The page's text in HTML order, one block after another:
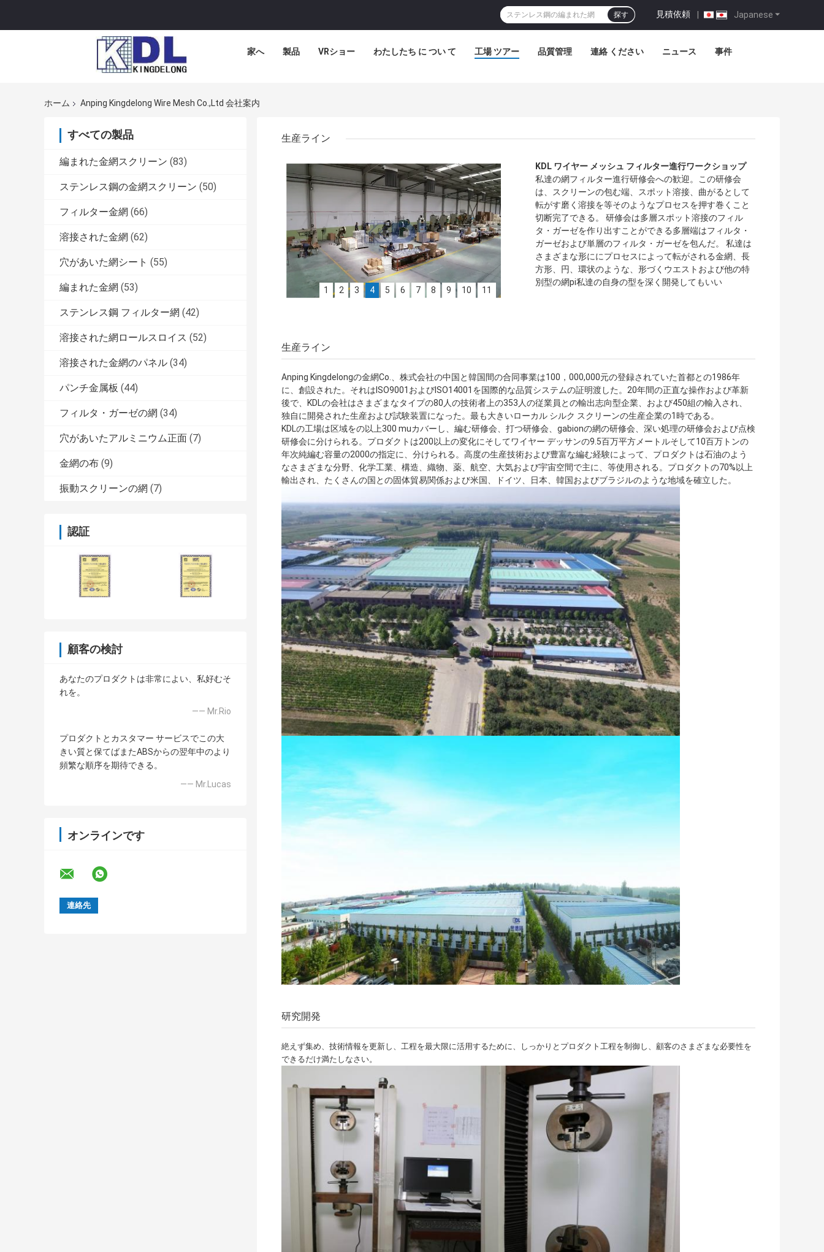
Japanese
見積依頼 |
探す
家へ 製品 VRショー わたしたち に つい て 工場 ツアー 品質管理 連絡 ください ニュース 事件
ホーム Anping Kingdelong Wire Mesh Co.,Ltd 会社案内
すべての製品
編まれた金網スクリーン (83)
ステンレス鋼の金網スクリーン (50)
フィルター金網 (66)
溶接された金網 (62)
穴があいた網シート (55)
編まれた金網 (53)
ステンレス鋼 フィルター網 (42)
溶接された網ロールスロイス (52)
溶接された金網のパネル (34)
パンチ金属板 (44)
フィルタ・ガーゼの網 (34)
穴があいたアルミニウム正面 (7)
金網の布 (9)
振動スクリーンの網 (7)
認証
顧客の検討
あなたのプロダクトは非常によい、私好むそ
れを。
—— Mr.Rio
プロダクトとカスタマー サービスでこの大
きい質と保てばまたABSからの翌年中のより
頻繁な順序を期待できる。
—— Mr.Lucas
オンラインです
生産ライン
1 2 3 4 5 6 7 8 9 10
11
KDL ワイヤー メッシュ フィルター進行ワークショップ
KDL倉庫
KDL工場
KDL工場
KDL賞
私達の有名な壁
KDLの工場
KDLのサンプル部屋
KDL ワイヤー メッシュ フィルター進行ワークショップ
私達の網フィルター進行研修会への歓迎。この研修会
は、スクリーンの包む端、スポット溶接、曲がるとして
転がす磨く溶接を等そのようなプロセスを押す巻くこと
切断完了できる。 研修会は多層スポット溶接のフィル
タ・ガーゼを作り出すことができる多層端はフィルタ・
ガーゼおよび単層のフィルタ・ガーゼを包んだ。 私達は
さまざまな形ににプロセスによって転がされる金網、長
方形、円、環状のような、形づくウエストおよび他の特
別型の網pi私達の自身の型を深く開発してもいい
生産ライン
Anping Kingdelongの金網Co.、株式会社の中国と韓国間の合同事業は100，000,000元の登録されていた首都との1986年
に、創設された。それはISO9001およびISO14001を国際的な品質システムの証明渡した。20年間の正直な操作および革新
後で、KDLの会社はさまざまなタイプの80人の技術者上の353人の従業員との輸出志向型企業、および450組の輸入され、
独自に開発された生産および試験装置になった。最も大きいローカル シルク スクリーンの生産企業の1時である。
KDLの工場は区域をの以上300 muカバーし、編む研修会、打つ研修会、gabionの網の研修会、深い処理の研修会および点検
研修会に分けられる。プロダクトは200以上の変化にそしてワイヤー デッサンの9.5百万平方メートルそして10百万トンの
年次純編む容量の2000の指定に、分けられる。高度の生産技術および豊富な編む経験によって、プロダクトは石油のよう
なさまざまな分野、化学工業、構造、織物、薬、航空、大気および宇宙空間で主に、等使用される。プロダクトの70%以上
輸出され、たくさんの国との固体貿易関係および米国、ドイツ、日本、韓国およびブラジルのような地域を確立した。
研究開発
絶えず集め、技術情報を更新し、工程を最大限に活用するために、しっかりとプロダクト工程を制御し、顧客のさまざまな必要性を
できるだけ満たしなさい。